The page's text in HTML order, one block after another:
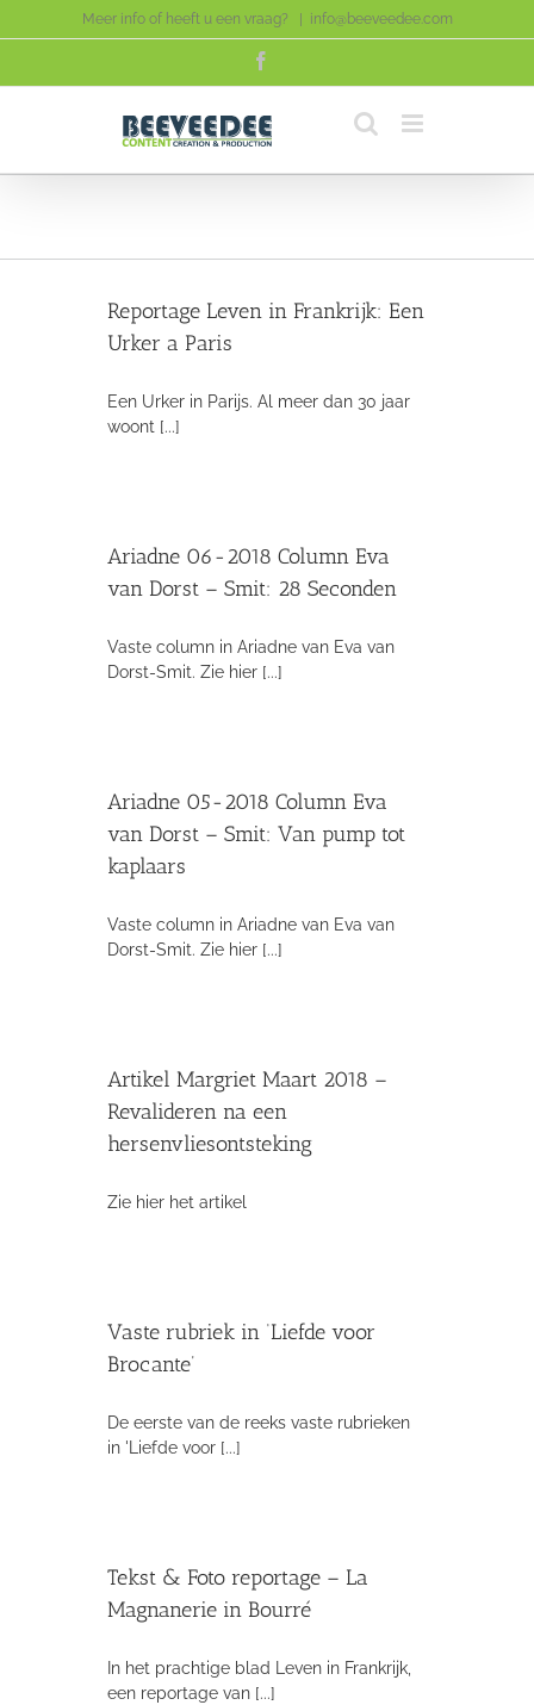
to
Meer info of heeft u een vraag? info@beeveedee.com
Een
Reportage Leven in Frankrijk: Een
Urker a Paris
Een Urker in Parijs. Al meer dan 30 jaar
woont [...]
Ariadne 06-2018 Column Eva
van Dorst – Smit: 28 Seconden
Vaste column in Ariadne van Eva van
Dorst-Smit. Zie hier [...]
Ariadne 05-2018 Column Eva
van Dorst – Smit: Van pump tot
kaplaars
Vaste column in Ariadne van Eva van
Dorst-Smit. Zie hier [...]
Artikel Margriet Maart 2018 –
Revalideren na een
hersenvliesontsteking
Zie hier het artikel
Vaste rubriek in ‘Liefde voor
Brocante’
De eerste van de reeks vaste rubrieken
in 'Liefde voor [...]
Tekst & Foto reportage – La
Magnanerie in Bourré
In het prachtige blad Leven in Frankrijk,
een reportage van [...]